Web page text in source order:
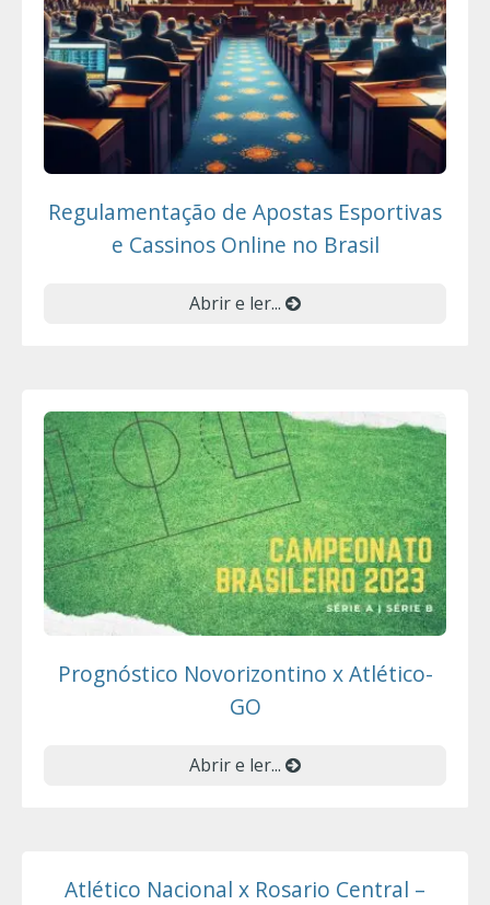
Regulamentação de Apostas Esportivas
e Cassinos Online no Brasil
Abrir e ler...
Prognóstico Novorizontino x Atlético-
GO
Abrir e ler...
Atlético Nacional x Rosario Central –